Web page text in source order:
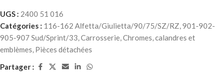
UGS : 2400 51 016
Catégories : 116-162 Alfetta/Giulietta/90/75/SZ/RZ,901-902-
905-907 Sud/Sprint/33,Carrosserie,Chromes, calandres et
emblèmes, Pièces détachées
Partager :